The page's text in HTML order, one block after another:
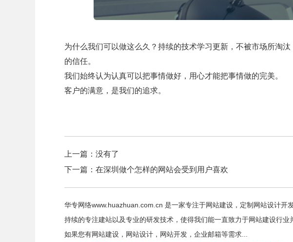
为什么我们可以做这么久？持续的技术学习更新，不被市场所淘
的信任。
我们始终认为认真可以把事情做好，用心才能把事情做的完美。
客户的满意，是我们的追求。
上一篇： 没有了
下一篇： 在深圳做个怎样的网站会受到用户喜欢
华专网络www.huazhuan.com.cn 是一家专注于网站建设，定制网站设计开
持续的专注建站以及专业的研发技术，使得我们能一直致力于网站建设行业
如果您有网站建设，网站设计，网站开发，企业邮箱等需求...